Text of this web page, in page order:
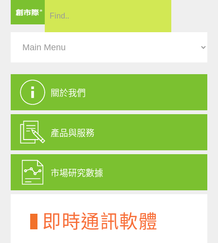
關於我們
產品與服務
市場研究數據
即時通訊軟體